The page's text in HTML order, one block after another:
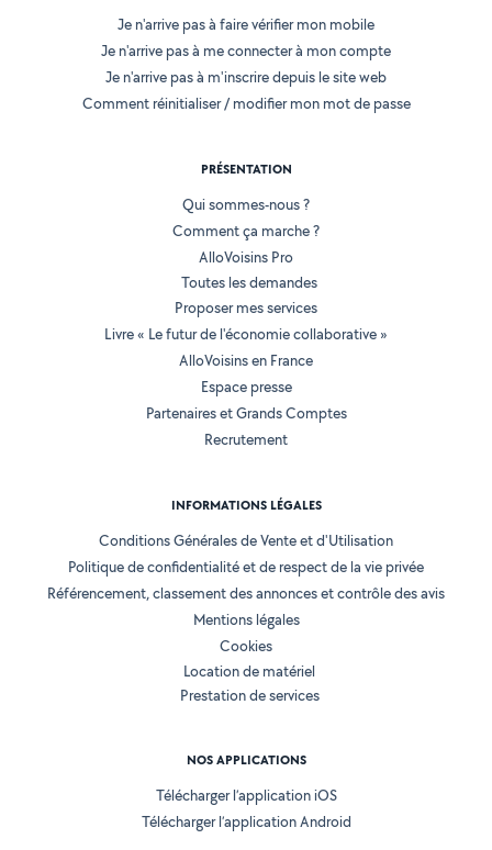
Je n'arrive pas à faire vérifier mon mobile
Je n'arrive pas à me connecter à mon compte
Je n'arrive pas à m'inscrire depuis le site web
Comment réinitialiser / modifier mon mot de passe
PRÉSENTATION
Qui sommes-nous ?
Comment ça marche ?
AlloVoisins Pro
Toutes les demandes
Proposer mes services
Livre « Le futur de l'économie collaborative »
AlloVoisins en France
Espace presse
Partenaires et Grands Comptes
Recrutement
INFORMATIONS LÉGALES
Conditions Générales de Vente et d'Utilisation
Politique de confidentialité et de respect de la vie privée
Référencement, classement des annonces et contrôle des avis
Mentions légales
Cookies
Location de matériel
Prestation de services
NOS APPLICATIONS
Télécharger l’application iOS
Télécharger l’application Android